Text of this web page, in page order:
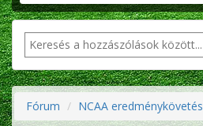
Fórum NCAA eredménykövetés